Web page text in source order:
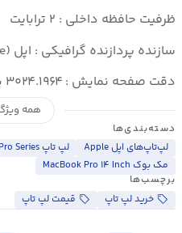
ظرفیت حافظه داخلی : ۲ ترابایت
سازنده پردازنده گرافیکی : اپل (Apple)
دقت صفحه نمایش : ۳۰۲۴.۱۹۶۴ پیکسل
همه
دسته‌بندی‌ها
لپ‌تاپ‌های اپل Apple
لپ تاپ Macbook Pro Series
مک بوک MacBook Pro ۱۴ Inch
برچسب‌ها
خرید لپ تاپ
قیمت لپ تاپ